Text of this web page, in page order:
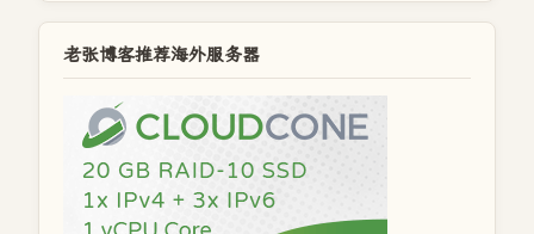
老张博客推荐海外服务器